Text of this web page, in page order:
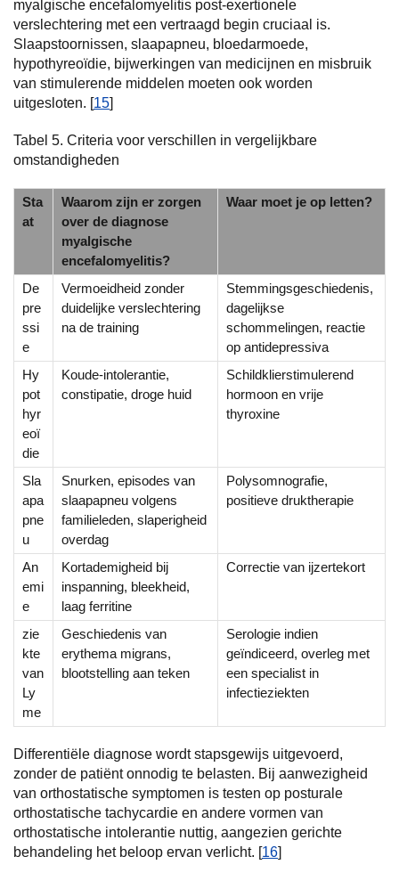
myalgische encefalomyelitis post-exertionele
verslechtering met een vertraagd begin cruciaal is.
Slaapstoornissen, slaapapneu, bloedarmoede,
hypothyreoïdie, bijwerkingen van medicijnen en misbruik
van stimulerende middelen moeten ook worden
uitgesloten. [15]
Tabel 5. Criteria voor verschillen in vergelijkbare
omstandigheden
Sta
at
Waarom zijn er zorgen
over de diagnose
myalgische
encefalomyelitis?
Waar moet je op letten?
De
pre
ssi
e
Vermoeidheid zonder
duidelijke verslechtering
na de training
Stemmingsgeschiedenis,
dagelijkse
schommelingen, reactie
op antidepressiva
Hy
pot
hyr
eoï
die
Koude-intolerantie,
constipatie, droge huid
Schildklierstimulerend
hormoon en vrije
thyroxine
Sla
apa
pne
u
Snurken, episodes van
slaapapneu volgens
familieleden, slaperigheid
overdag
Polysomnografie,
positieve druktherapie
An
emi
e
Kortademigheid bij
inspanning, bleekheid,
laag ferritine
Correctie van ijzertekort
zie
kte
van
Ly
me
Geschiedenis van
erythema migrans,
blootstelling aan teken
Serologie indien
geïndiceerd, overleg met
een specialist in
infectieziekten
Differentiële diagnose wordt stapsgewijs uitgevoerd,
zonder de patiënt onnodig te belasten. Bij aanwezigheid
van orthostatische symptomen is testen op posturale
orthostatische tachycardie en andere vormen van
orthostatische intolerantie nuttig, aangezien gerichte
behandeling het beloop ervan verlicht. [16]